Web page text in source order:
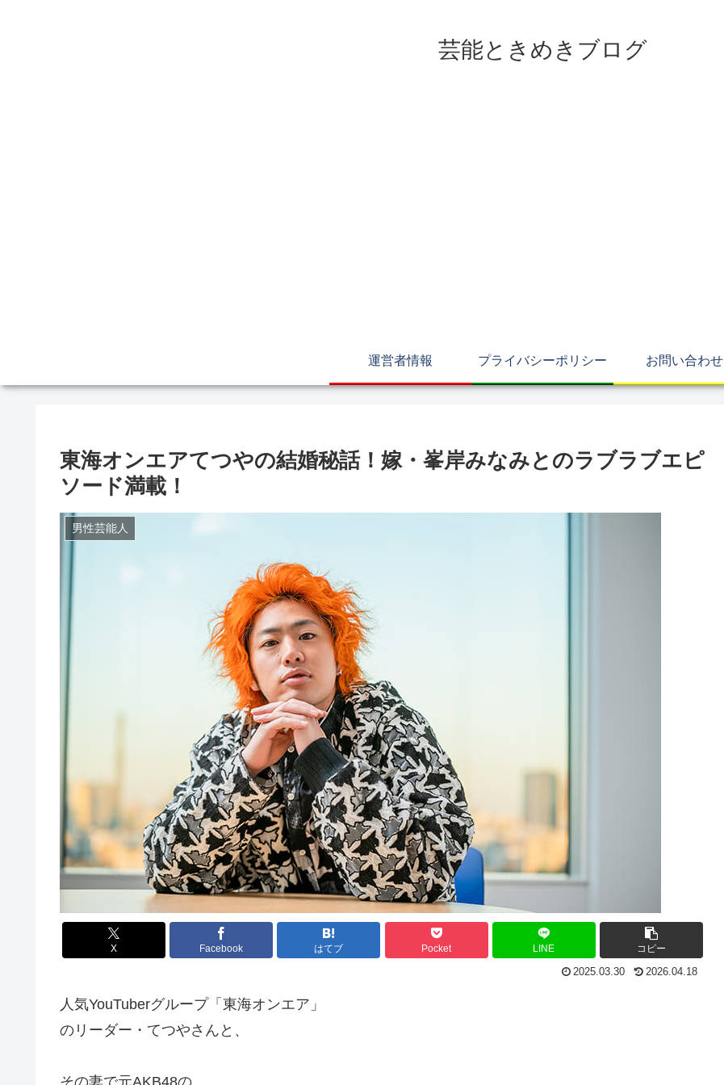
芸能ときめきブログ
運営者情報 プライバシーポリシー お問い合わせ
東海オンエアてつやの結婚秘話！嫁・峯岸みなみとのラブラブエピ
ソード満載！
男性芸能人
X Facebook はてブ Pocket LINE コピー
2025.03.30 2026.04.18
人気YouTuberグループ「東海オンエア」
のリーダー・てつやさんと、
その妻で元AKB48の